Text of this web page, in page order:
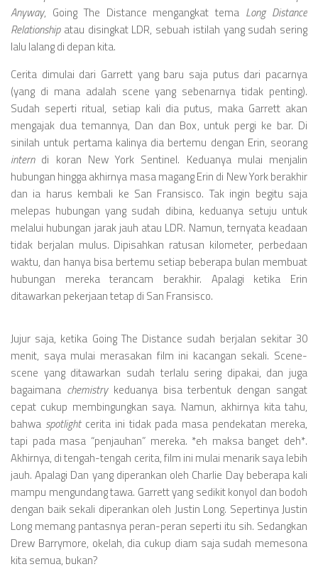
Television
Games
Anyway, Going The Distance mengangkat tema Long Distance
Relationshipatau disingkat LDR, sebuah istilah yang sudah sering
lalu lalang di depan kita.
Cerita dimulai dari Garrett yang baru saja putus dari pacarnya
(yang di mana adalah scene yang sebenarnya tidak penting).
Sudah seperti ritual, setiap kali dia putus, maka Garrett akan
mengajak dua temannya, Dan dan Box, untuk pergi ke bar. Di
sinilah untuk pertama kalinya dia bertemu dengan Erin, seorang
interndi koran New York Sentinel. Keduanya mulai menjalin
hubungan hingga akhirnya masa magang Erin di New York berakhir
dan ia harus kembali ke San Fransisco. Tak ingin begitu saja
melepas hubungan yang sudah dibina, keduanya setuju untuk
melalui hubungan jarak jauh atau LDR. Namun, ternyata keadaan
tidak berjalan mulus. Dipisahkan ratusan kilometer, perbedaan
waktu, dan hanya bisa bertemu setiap beberapa bulan membuat
hubungan mereka terancam berakhir. Apalagi ketika Erin
ditawarkan pekerjaan tetap di San Fransisco.
Jujur saja, ketika Going The Distance sudah berjalan sekitar 30
menit, saya mulai merasakan film ini kacangan sekali. Scene-
scene yang ditawarkan sudah terlalu sering dipakai, dan juga
bagaimana chemistrykeduanya bisa terbentuk dengan sangat
cepat cukup membingungkan saya. Namun, akhirnya kita tahu,
bahwa spotlightcerita ini tidak pada masa pendekatan mereka,
tapi pada masa “penjauhan” mereka. *eh maksa banget deh*.
Akhirnya, di tengah-tengah cerita, film ini mulai menarik saya lebih
jauh. Apalagi Dan yang diperankan oleh Charlie Day beberapa kali
mampu mengundang tawa. Garrett yang sedikit konyol dan bodoh
dengan baik sekali diperankan oleh Justin Long. Sepertinya Justin
Long memang pantasnya peran-peran seperti itu sih. Sedangkan
Drew Barrymore, okelah, dia cukup diam saja sudah memesona
kita semua, bukan?